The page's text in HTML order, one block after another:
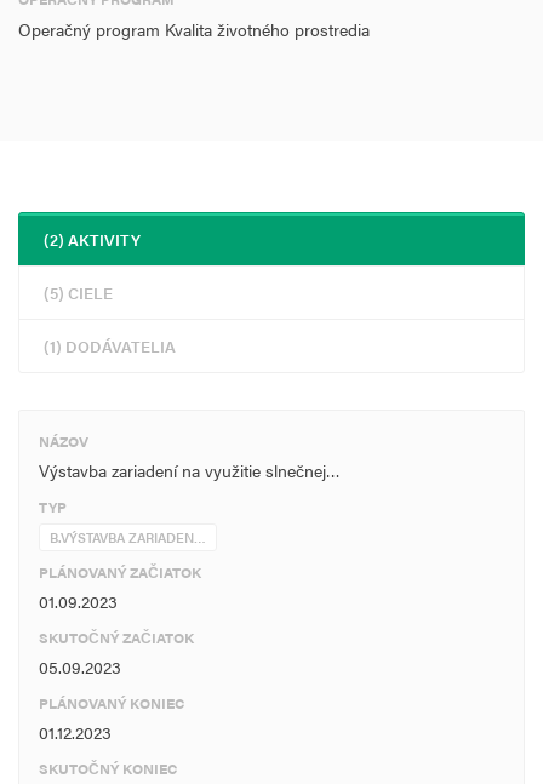
Zvýšená kapacita výroby elektriny z OZE: 0,0143 MWe
Množstvo elektrickej energie vyrobenej v zariadení OZE: 15,77
MWh/rok
Operačný program Kvalita životného prostredia
(2) AKTIVITY
(5) CIELE
(1) DODÁVATELIA
NÁZOV
Výstavba zariadení na využitie slnečnej…
TYP
B.VÝSTAVBA ZARIADEN…
PLÁNOVANÝ ZAČIATOK
01.09.2023
SKUTOČNÝ ZAČIATOK
05.09.2023
PLÁNOVANÝ KONIEC
01.12.2023
SKUTOČNÝ KONIEC